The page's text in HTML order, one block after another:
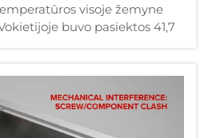
visoje žemyne
buvo pasiektos 41,7
Rezultatas? Karštligiškas
įrangos ieškojimas ...